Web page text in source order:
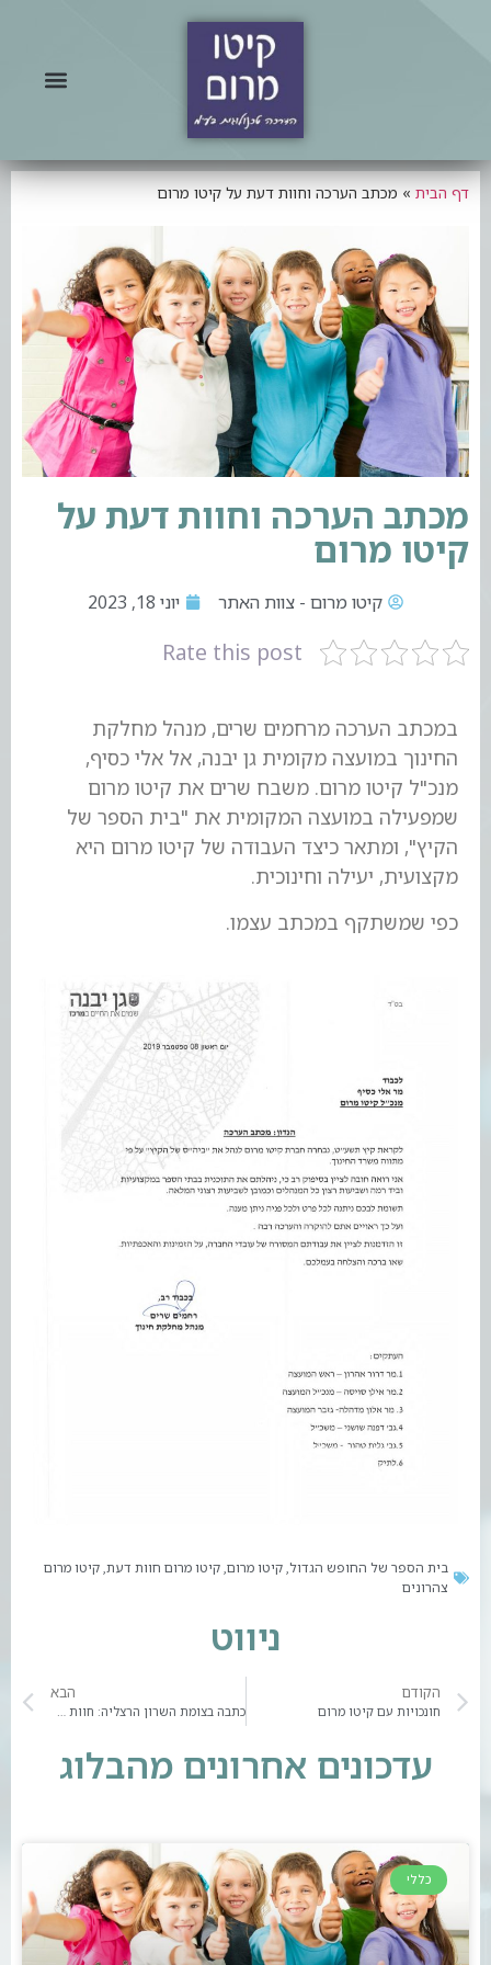
דף הבית » מכתב הערכה וחוות דעת על קיטו מרום
מכתב הערכה וחוות דעת על
קיטו מרום
קיטו מרום - צוות האתר יוני 18, 2023
Rate this post
במכתב הערכה מרחמים שרים, מנהל מחלקת
החינוך במועצה מקומית גן יבנה, אל אלי כסיף,
מנכ"ל קיטו מרום. משבח שרים את קיטו מרום
שמפעילה במועצה המקומית את "בית הספר של
הקיץ", ומתאר כיצד העבודה של קיטו מרום היא
מקצועית, יעילה וחינוכית.
כפי שמשתקף במכתב עצמו.
בית הספר של החופש הגדול, קיטו מרום, קיטו מרום חוות דעת, קיטו מרום
צהרונים
ניווט
הקודם
חונכויות עם קיטו מרום
הבא
כתבה בצומת השרון הרצליה: חוות דעת על קיטו מרום
עדכונים אחרונים מהבלוג
כללי